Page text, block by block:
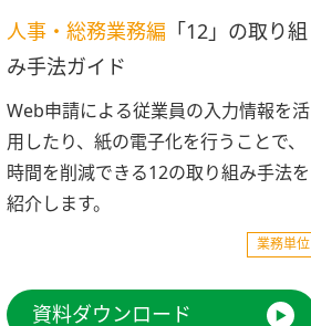
人事・総務業務編 「12」の取り組
み手法ガイド
Web申請による従業員の入力情報を活
用したり、紙の電子化を行うことで、
時間を削減できる12の取り組み手法を
紹介します。
業務単位
資料ダウンロード